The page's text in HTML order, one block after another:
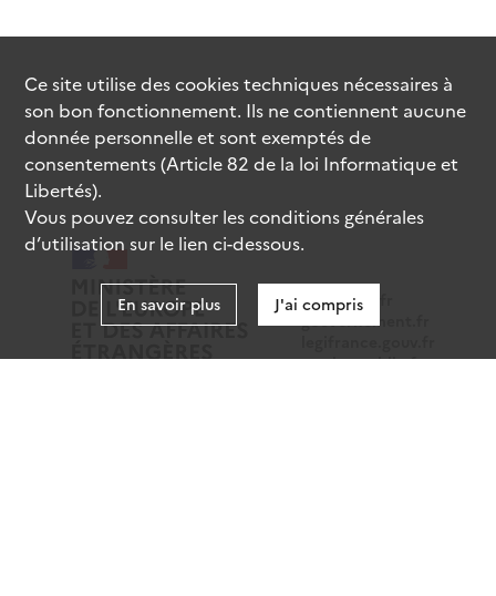
data.gouv.fr
gouvernement.fr
service-public.fr
Ce site utilise descookiestechniques nécessaires à
son bon fonctionnement. Ils ne contiennent aucune
donnée personnelle et sont exemptés de
consentements (Article 82 de la loi Informatique et
Libertés).
Vous pouvez consulter les conditions générales
d’utilisation sur le lien ci-dessous.
En savoir plus J'ai compris